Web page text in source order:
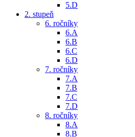
5.D
2. stupeň
6. ročníky
6.A
6.B
6.C
6.D
7. ročníky
7.A
7.B
7.C
7.D
8. ročníky
8.A
8.B